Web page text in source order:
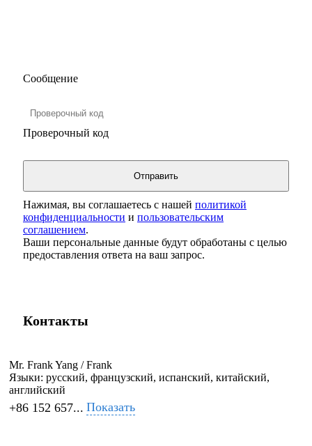
Сообщение
Проверочный код
Нажимая, вы соглашаетесь с нашей политикой
конфиденциальности и пользовательским
соглашением.
Ваши персональные данные будут обработаны с целью
предоставления ответа на ваш запрос.
Контакты
Mr. Frank Yang / Frank
Языки: русский, французский, испанский, китайский,
английский
+86 152 657... Показать